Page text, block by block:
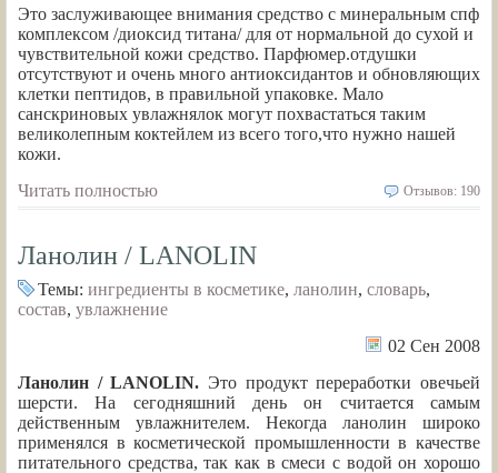
Это заслуживающее внимания средство с минеральным спф
комплексом /диоксид титана/ для от нормальной до сухой и
чувствительной кожи средство. Парфюмер.отдушки
отсутствуют и очень много антиоксидантов и обновляющих
клетки пептидов, в правильной упаковке. Мало
санскриновых увлажнялок могут похвастаться таким
великолепным коктейлем из всего того,что нужно нашей
кожи.
Читать полностью
Отзывов: 190
Ланолин / LANOLIN
Темы: ингредиенты в косметике, ланолин, словарь,
состав, увлажнение
02 Сен 2008
Ланолин / LANOLIN. Это продукт переработки овечьей
шерсти. На сегодняшний день он считается самым
действенным увлажнителем. Некогда ланолин широко
применялся в косметической промышленности в качестве
питательного средства, так как в смеси с водой он хорошо